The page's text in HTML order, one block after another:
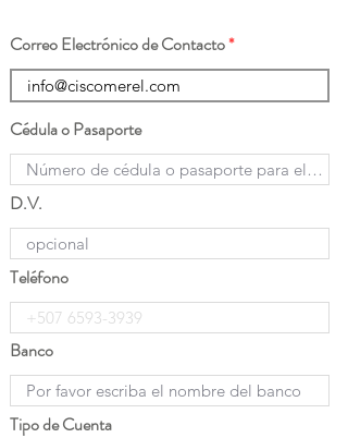
Correo Electrónico de Contacto
Cédula o Pasaporte
D.V.
Teléfono
Banco
Tipo de Cuenta